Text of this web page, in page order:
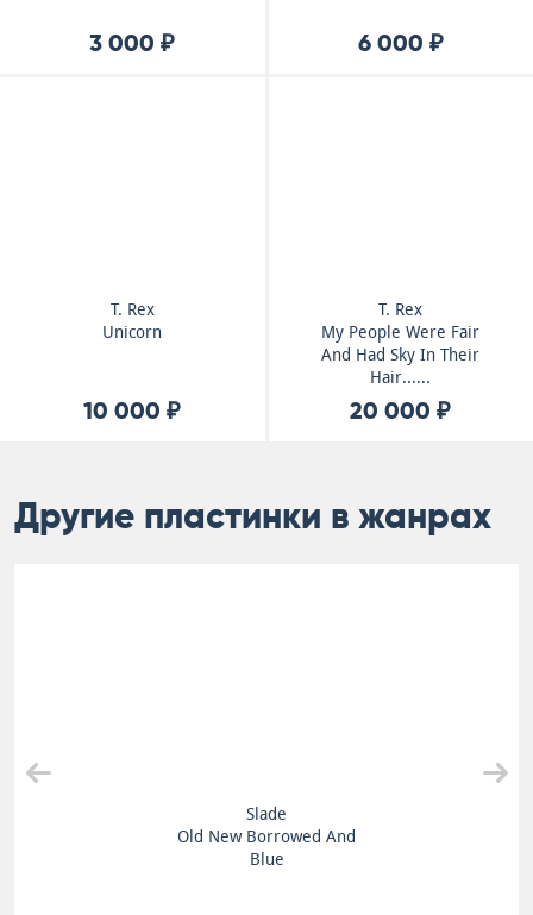
3 000 ₽ 6 000 ₽
T. Rex
Unicorn
10 000 ₽
T. Rex
My People Were Fair
And Had Sky In Their
Hair......
20 000 ₽
Другие пластинки в жанрах
Slade
Old New Borrowed And
Blue